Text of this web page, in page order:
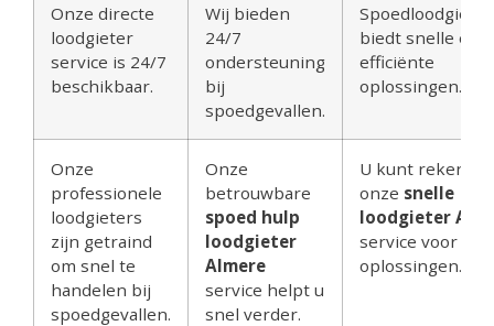
Onze directe
loodgieter
service is 24/7
beschikbaar.
Wij bieden
24/7
ondersteuning
bij
spoedgevallen.
biedt snelle en
efficiënte
oplossingen.
Onze
professionele
loodgieters
zijn getraind
om snel te
handelen bij
spoedgevallen.
Onze
betrouwbare
spoed hulp
loodgieter
Almere
service helpt u
snel verder.
U kunt rekenen
onze snelle
loodgieter
service voor
oplossingen.